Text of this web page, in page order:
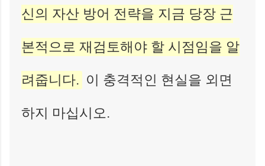
신의 자산 방어 전략을 지금 당장 근
본적으로 재검토해야 할 시점임을 알
려줍니다. 이 충격적인 현실을 외면
하지 마십시오.